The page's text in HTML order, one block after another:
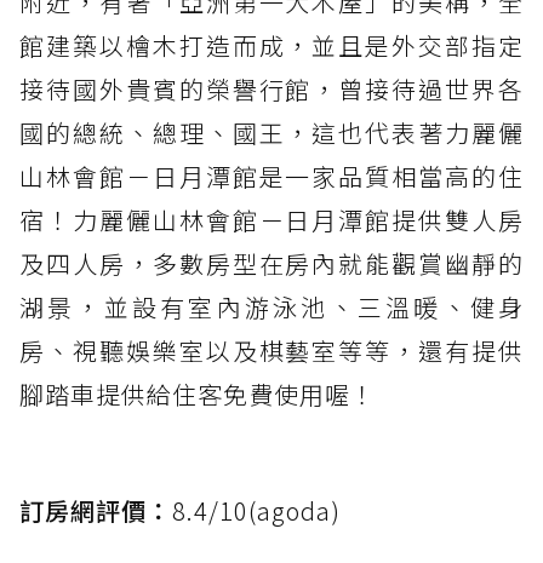
館建築以檜木打造而成，並且是外交部指定
接待國外貴賓的榮譽行館，曾接待過世界各
國的總統、總理、國王，這也代表著力麗儷
山林會館－日月潭館是一家品質相當高的住
宿！力麗儷山林會館－日月潭館提供雙人房
及四人房，多數房型在房內就能觀賞幽靜的
湖景，並設有室內游泳池、三溫暖、健身
房、視聽娛樂室以及棋藝室等等，還有提供
腳踏車提供給住客免費使用喔！
訂房網評價： 8.4/10(agoda)